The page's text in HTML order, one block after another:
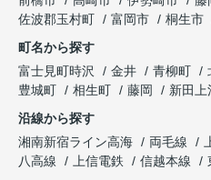
佐波郡玉村町
富岡市 桐生市
町名から探す
富士見町時沢
金井 青柳町
豊城町
相生町 藤岡
新田上
沿線から探す
湘南新宿ライン高海
両毛線
八高線
上信電鉄 信越本線